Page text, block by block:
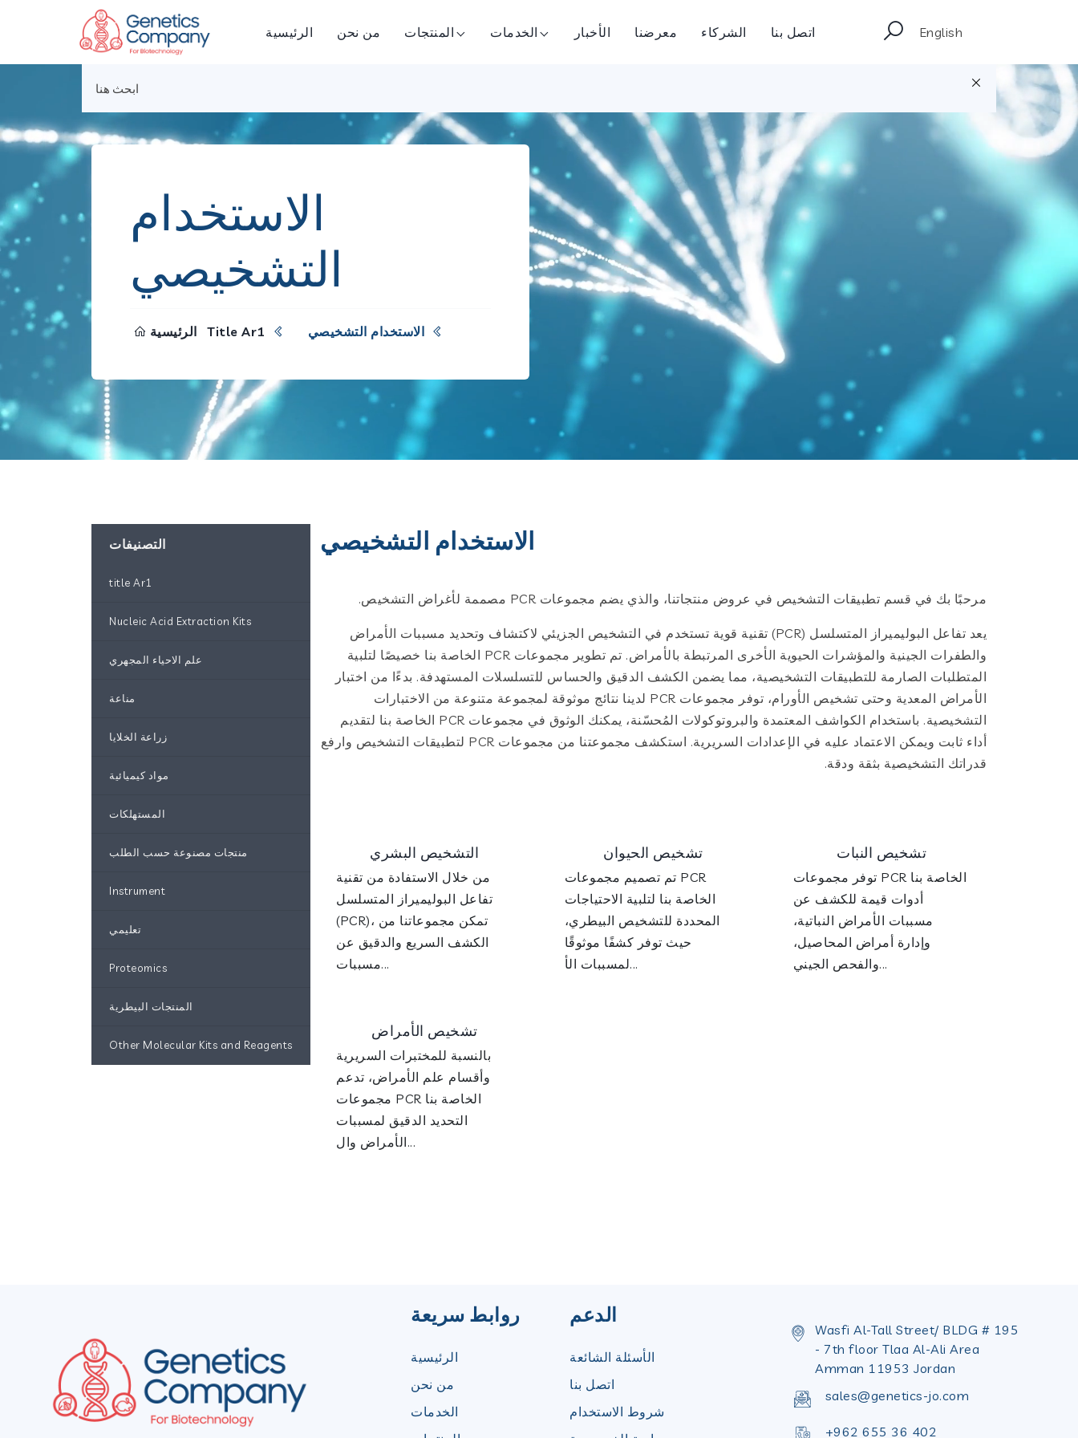
الرئيسية من نحن المنتجات الخدمات الأخبار معرضنا الشركاء اتصل بنا English
الاستخدام
التشخيصي
الرئيسية Title Ar1 الاستخدام التشخيصي
الاستخدام التشخيصي
مرحبًا بك في قسم تطبيقات التشخيص في عروض منتجاتنا، والذي يضم مجموعات PCR مصممة لأغراض التشخيص.
يعد تفاعل البوليميراز المتسلسل (PCR) تقنية قوية تستخدم في التشخيص الجزيئي لاكتشاف وتحديد مسببات الأمراض
والطفرات الجينية والمؤشرات الحيوية الأخرى المرتبطة بالأمراض. تم تطوير مجموعات PCR الخاصة بنا خصيصًا لتلبية
المتطلبات الصارمة للتطبيقات التشخيصية، مما يضمن الكشف الدقيق والحساس للتسلسلات المستهدفة. بدءًا من اختبار
الأمراض المعدية وحتى تشخيص الأورام، توفر مجموعات PCR لدينا نتائج موثوقة لمجموعة متنوعة من الاختبارات
التشخيصية. باستخدام الكواشف المعتمدة والبروتوكولات المُحسّنة، يمكنك الوثوق في مجموعات PCR الخاصة بنا لتقديم
أداء ثابت ويمكن الاعتماد عليه في الإعدادات السريرية. استكشف مجموعتنا من مجموعات PCR لتطبيقات التشخيص وارفع
قدراتك التشخيصية بثقة ودقة.
التشخيص البشري
من خلال الاستفادة من تقنية
تفاعل البوليميراز المتسلسل
(PCR)، تمكن مجموعاتنا من
الكشف السريع والدقيق عن
مسببات...
تشخيص الحيوان
تم تصميم مجموعات PCR
الخاصة بنا لتلبية الاحتياجات
المحددة للتشخيص البيطري،
حيث توفر كشفًا موثوقًا
لمسببات الأ...
تشخيص النبات
توفر مجموعات PCR الخاصة بنا
أدوات قيمة للكشف عن
مسببات الأمراض النباتية،
وإدارة أمراض المحاصيل،
والفحص الجيني...
تشخيص الأمراض
بالنسبة للمختبرات السريرية
وأقسام علم الأمراض، تدعم
مجموعات PCR الخاصة بنا
التحديد الدقيق لمسببات
الأمراض وال...
التصنيفات
title Ar1
Nucleic Acid Extraction Kits
علم الاحياء المجهري
مناعة
زراعة الخلايا
مواد كيميائية
المستهلكات
منتجات مصنوعة حسب الطلب
Instrument
تعليمي
Proteomics
المنتجات البيطرية
Other Molecular Kits and Reagents
روابط سريعة
الرئيسية
من نحن
الخدمات
الدعم
الأسئلة الشائعة
اتصل بنا
شروط الاستخدام
Wasfi Al-Tall Street/ BLDG # 195
- 7th floor Tlaa Al-Ali Area
Amman 11953 Jordan
sales@genetics-jo.com
+962 655 36 402